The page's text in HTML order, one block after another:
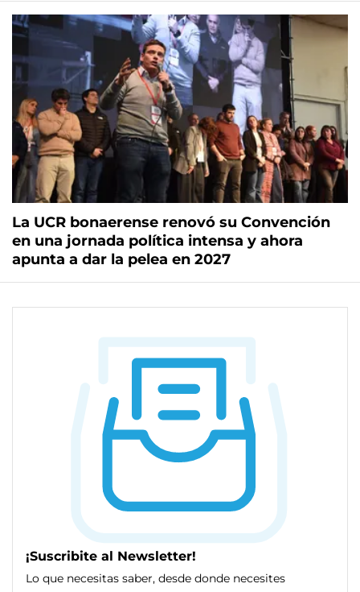
La UCR bonaerense renovó su Convención
en una jornada política intensa y ahora
apunta a dar la pelea en 2027
¡Suscribite al Newsletter!
Lo que necesitas saber, desde donde necesites